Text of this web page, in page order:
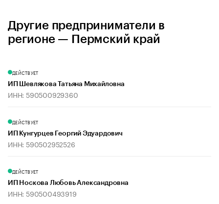
Другие предприниматели в
регионе — Пермский край
ДЕЙСТВУЕТ
ИП Шевлякова Татьяна Михайловна
ИНН: 590500929360
ДЕЙСТВУЕТ
ИП Кунгурцев Георгий Эдуардович
ИНН: 590502952526
ДЕЙСТВУЕТ
ИП Носкова Любовь Александровна
ИНН: 590500493919